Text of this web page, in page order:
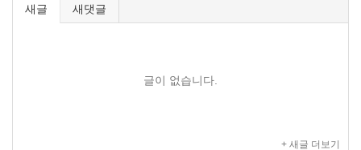
새글 새댓글
글이 없습니다.
+ 새글 더보기